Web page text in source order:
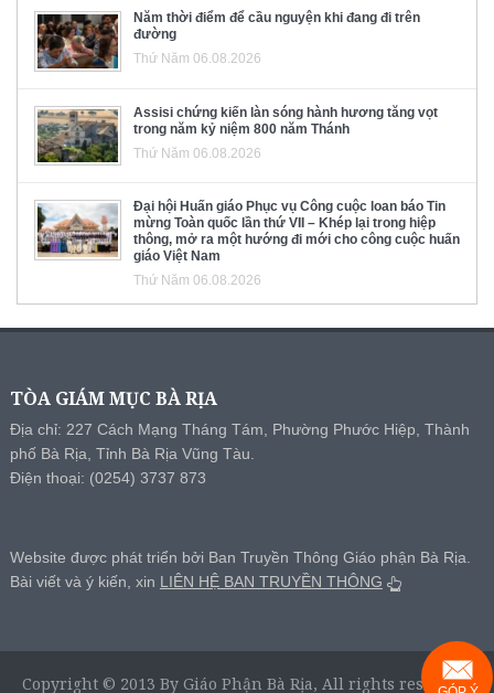
Năm thời điểm để cầu nguyện khi đang đi trên
đường
Thứ Năm 06.08.2026
Assisi chứng kiến làn sóng hành hương tăng vọt
trong năm kỷ niệm 800 năm Thánh
Thứ Năm 06.08.2026
Đại hội Huấn giáo Phục vụ Công cuộc loan báo Tin
mừng Toàn quốc lần thứ VII – Khép lại trong hiệp
thông, mở ra một hướng đi mới cho công cuộc huấn
giáo Việt Nam
Thứ Năm 06.08.2026
TÒA GIÁM MỤC BÀ RỊA
Địa chỉ: 227 Cách Mạng Tháng Tám, Phường Phước Hiệp, Thành
phố Bà Rịa, Tỉnh Bà Rịa Vũng Tàu.
Điện thoại: (0254) 3737 873
Website được phát triển bởi Ban Truyền Thông Giáo phận Bà Rịa.
Bài viết và ý kiến, xin LIÊN HỆ BAN TRUYỀN THÔNG
Copyright © 2013 By Giáo Phận Bà Rịa, All rights reserved.